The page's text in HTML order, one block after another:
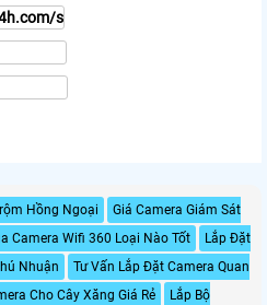
Hồng Ngoại
Giá Camera Giám Sát
Camera Wifi 360 Loại Nào Tốt
Lắp Đặt
Nhuận
Tư Vấn Lắp Đặt Camera Quan
Cho Cây Xăng Giá Rẻ
Lắp Bộ